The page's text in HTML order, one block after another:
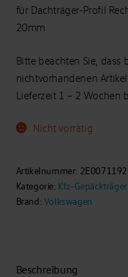
für Dachträger-Profil
20mm
Bitte beachten Sie, dass
nichtvorhandenen
Lieferzeit 1 – 2 Wochen
Nicht vorrätig
Artikelnummer:
Kategorie: Kfz-Gepäckträger
Brand:Volkswagen
Beschreibung